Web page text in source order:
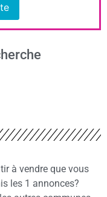
à vendre que vous
les 1 annonces?